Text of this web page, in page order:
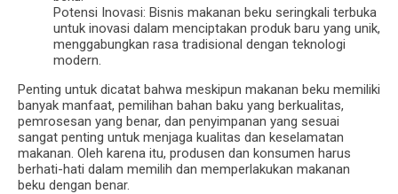
Potensi Inovasi: Bisnis makanan beku seringkali terbuka
untuk inovasi dalam menciptakan produk baru yang unik,
menggabungkan rasa tradisional dengan teknologi
modern.
Penting untuk dicatat bahwa meskipun makanan beku memiliki
banyak manfaat, pemilihan bahan baku yang berkualitas,
pemrosesan yang benar, dan penyimpanan yang sesuai
sangat penting untuk menjaga kualitas dan keselamatan
makanan. Oleh karena itu, produsen dan konsumen harus
berhati-hati dalam memilih dan memperlakukan makanan
beku dengan benar.